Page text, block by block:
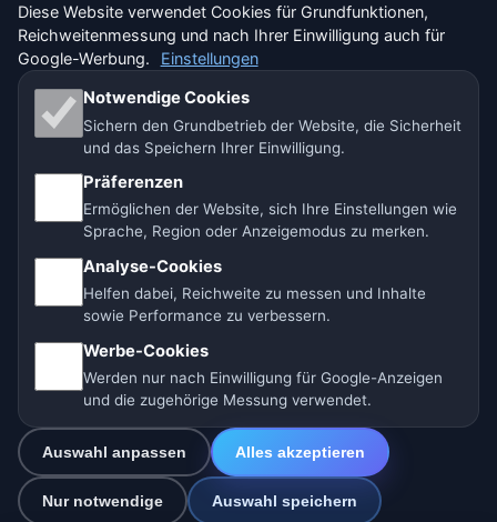
🇨🇭 Wetter Schweiz
Unsere Wetterseiten:
🇨🇿 Tschechien 🇭🇷 Kroatien 🇧🇬 Bulgarien
🇩🇪🇦🇹🇨🇭 Deutschland / Österreich / Schweiz
🌎 Lateinamerika und Spanien 🇮🇳 Süd- und Südostasien
🌍 Internationales Wetternetzwerk
21135550 |info@vorhersage.online
© 2026 Vorhersage Online · Daten: Open-Meteo (ECMWF, ICON) ·
BrightSky · OpenWeatherMap · Warnungen: MeteoSchweiz
Diese Website verwendet Cookies für Grundfunktionen,
Reichweitenmessung und nach Ihrer Einwilligung auch für
Google-Werbung.
Einstellungen
Notwendige Cookies
Sichern den Grundbetrieb der Website, die Sicherheit
und das Speichern Ihrer Einwilligung.
Präferenzen
Ermöglichen der Website, sich Ihre Einstellungen wie
Sprache, Region oder Anzeigemodus zu merken.
Analyse-Cookies
Helfen dabei, Reichweite zu messen und Inhalte
sowie Performance zu verbessern.
Werbe-Cookies
Werden nur nach Einwilligung für Google-Anzeigen
und die zugehörige Messung verwendet.
Auswahl anpassen Alles akzeptieren
Nur notwendige Auswahl speichern